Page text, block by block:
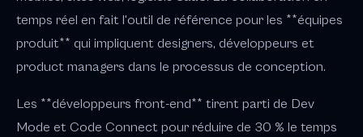
temps réel en fait l'outil de référence pour les **équipes
produit** qui impliquent designers, développeurs et
product managers dans le processus de conception.
Les **développeurs front-end** tirent parti de Dev
Mode et Code Connect pour réduire de 30 % le temps